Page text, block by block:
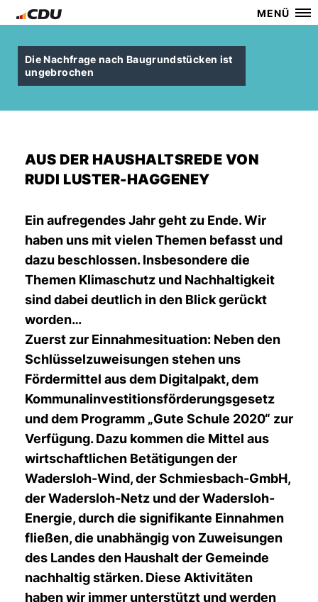
MENÜ
Die Nachfrage nach Baugrundstücken ist
ungebrochen
AUS DER HAUSHALTSREDE VON
RUDI LUSTER-HAGGENEY
Ein aufregendes Jahr geht zu Ende. Wir
haben uns mit vielen Themen befasst und
dazu beschlossen. Insbesondere die
Themen Klimaschutz und Nachhaltigkeit
sind dabei deutlich in den Blick gerückt
worden
Zuerst zur Einnahmesituation: Neben den
Schlüsselzuweisungen stehen uns
Fördermittel aus dem Digitalpakt, dem
Kommunalinvestitionsförderungsgesetz
und dem Programm „Gute Schule 2020“ zur
Verfügung. Dazu kommen die Mittel aus
wirtschaftlichen Betätigungen der
Wadersloh-Wind, der Schmiesbach-GmbH,
der Wadersloh-Netz und der Wadersloh-
Energie, durch die signifikante Einnahmen
fließen, die unabhängig von Zuweisungen
des Landes den Haushalt der Gemeinde
nachhaltig stärken. Diese Aktivitäten
haben wir immer unterstützt und werden